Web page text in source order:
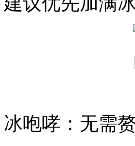
冰咆哮：无需